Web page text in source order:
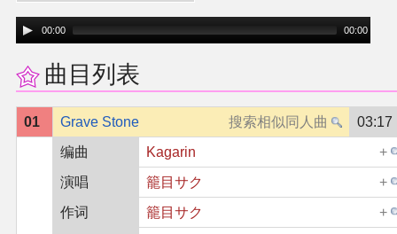
00:00 00:00
曲目列表
01 Grave Stone
03:17
编曲
Kagarin
演唱
籠目サク
作词
籠目サク
联系管理员
关于THBWiki
捐款支持